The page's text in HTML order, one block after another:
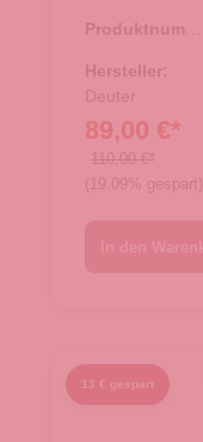
sack
Gigant
Black
Produktnumme
Hersteller:
Deuter
89,00 €*
110,00 €*
(19.09% gespart)
13 € gespart